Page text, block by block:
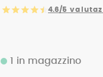
4.6/5
1 in magazzino